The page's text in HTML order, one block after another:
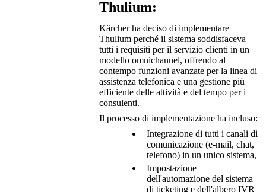
Thulium:
Kärcher ha deciso di implementare
Thulium perché il sistema soddisfaceva
tutti i requisiti per il servizio clienti in un
modello omnichannel, offrendo al
contempo funzioni avanzate per la linea di
assistenza telefonica e una gestione più
efficiente delle attività e del tempo per i
consulenti.
Il processo di implementazione ha incluso:
Integrazione di tutti i canali di
comunicazione (e-mail, chat,
telefono) in un unico sistema,
Impostazione
dell'automazione del sistema
di ticketing e dell'albero IVR